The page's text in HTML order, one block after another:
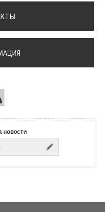
новости